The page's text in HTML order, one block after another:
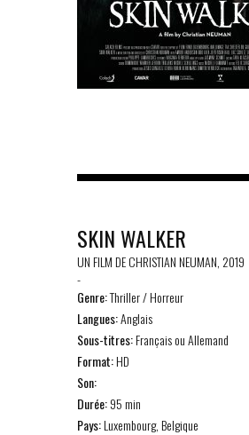
SKIN WALKER
UN FILM DE CHRISTIAN NEUMAN, 2019
-
Genre:Thriller / Horreur
Langues:Anglais
Sous-titres:Français ou Allemand
Format:HD
Son:
Durée:95 min
Pays:Luxembourg, Belgique